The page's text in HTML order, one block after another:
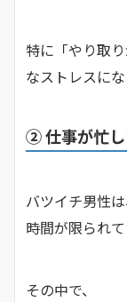
特に「やり取
なストレスにな
② 仕事が忙し
バツイチ男性
時間が限られて
その中で、